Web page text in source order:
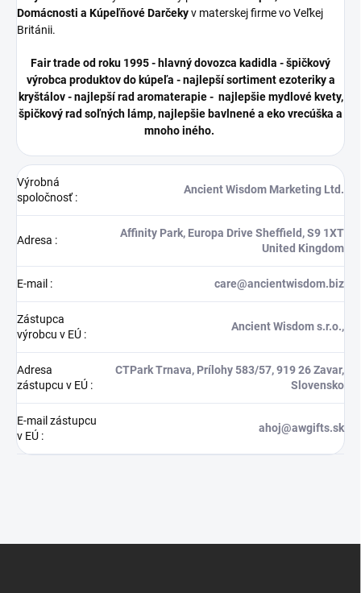
Domácnosti a Kúpeľňové Darčekyv materskej firme vo Veľkej
Británii.
Fair trade od roku 1995 - hlavný dovozca kadidla - špičkový
výrobca produktov do kúpeľa - najlepší sortiment ezoteriky a
kryštálov - najlepší rad aromaterapie - najlepšie mydlové kvety,
špičkový rad soľných lámp, najlepšie bavlnené a eko vrecúška a
mnoho iného.
Výrobná
spoločnosť:
Ancient Wisdom Marketing Ltd.
Adresa :
Affinity Park, Europa Drive Sheffield, S9 1XT
United Kingdom
E-mail : care@ancientwisdom.biz
Zástupca
výrobcu v EÚ :
Ancient Wisdom s.r.o.,
Adresa
zástupcu v EÚ :
CTPark Trnava, Prílohy 583/57, 919 26 Zavar,
Slovensko
E-mail zástupcu
v EÚ :
ahoj@awgifts.sk